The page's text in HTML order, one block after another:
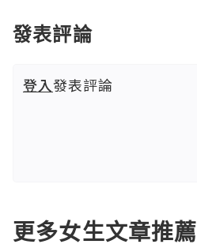
發表評論
登入發表評論
更多女生文章推薦